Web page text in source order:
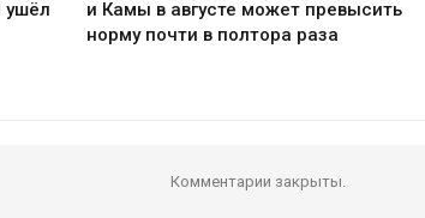
ушёл
и Камы в августе может превысить
норму почти в полтора раза
Комментарии закрыты.